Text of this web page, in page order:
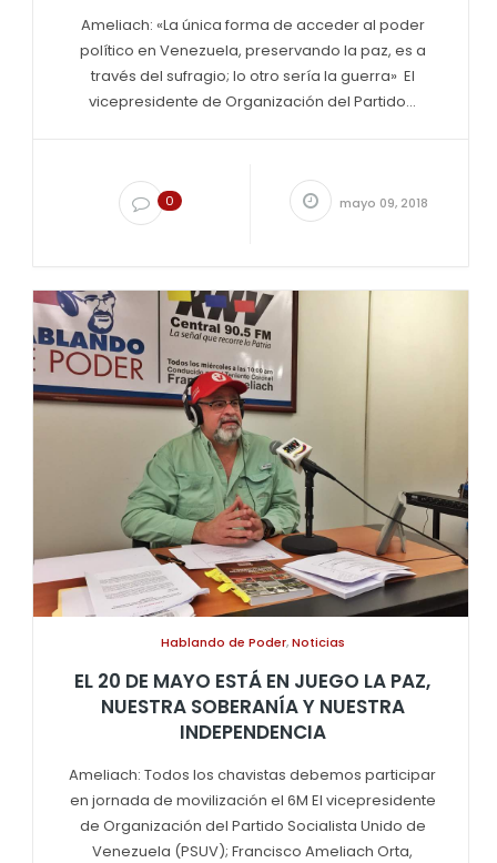
Ameliach: «La única forma de acceder al poder
político en Venezuela, preservando la paz, es a
través del sufragio; lo otro sería la guerra» El
vicepresidente de Organización del Partido...
0 mayo 09, 2018
Hablando de Poder,Noticias
EL 20 DE MAYO ESTÁ EN JUEGO LA PAZ,
NUESTRA SOBERANÍA Y NUESTRA
INDEPENDENCIA
Ameliach: Todos los chavistas debemos participar
en jornada de movilización el 6M El vicepresidente
de Organización del Partido Socialista Unido de
Venezuela (PSUV); Francisco Ameliach Orta,